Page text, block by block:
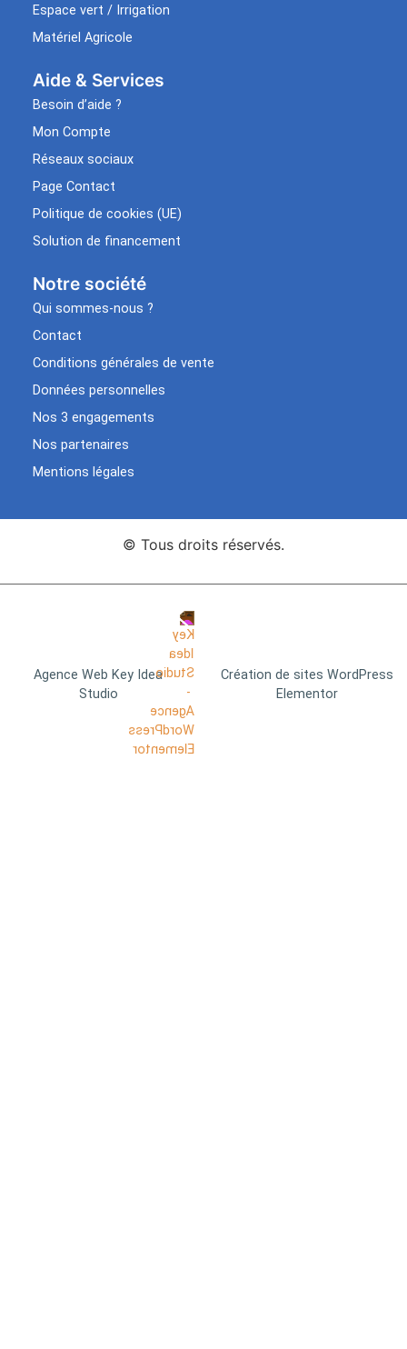
Espace vert / Irrigation
Matériel Agricole
Aide & Services​
Besoin d’aide ?
Mon Compte
Réseaux sociaux
Page Contact
Politique de cookies (UE)
Solution de financement
Notre société
Qui sommes-nous ?
Contact
Conditions générales de vente
Données personnelles
Nos 3 engagements
Nos partenaires
Mentions légales
© Tous droits réservés.
Agence Web Key Idea
Studio
Création de sites WordPress
Elementor